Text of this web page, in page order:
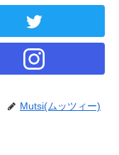
Mutsi(ムッツィー)